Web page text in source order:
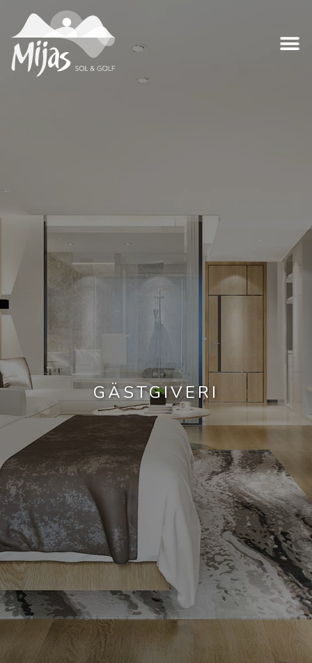
GÄSTGIVERI